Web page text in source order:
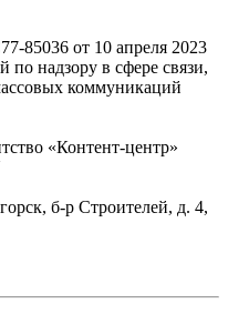
85036 от 10 апреля 2023
надзору в сфере связи,
коммуникаций
«Контент-центр»
б-р Строителей, д. 4,